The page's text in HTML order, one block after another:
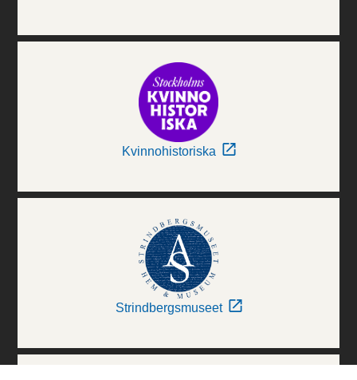
Kvinnohistoriska
Strindbergsmuseet